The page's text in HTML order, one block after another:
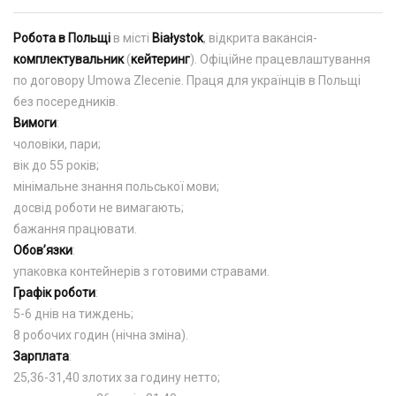
Робота в Польщі в місті Białystok, відкрита вакансія-
комплектувальник(кейтеринг). Офіційне працевлаштування
по договору Umowa Zlecenie. Праця для українців в Польщі
без посередників.
Вимоги:
чоловіки, пари;
вік до 55 років;
мінімальне знання польської мови;
досвід роботи не вимагають;
бажання працювати.
Обов’язки:
упаковка контейнерів з готовими стравами.
Графік роботи:
5-6 днів на тиждень;
8 робочих годин (нічна зміна).
Зарплата:
25,36-31,40 злотих за годину нетто;